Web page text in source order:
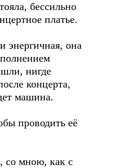
бессильно
платье.
она
нигде
концерта,
машина.
проводить её
мною, как с